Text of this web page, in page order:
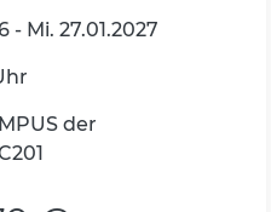
- Mi. 27.01.2027
der